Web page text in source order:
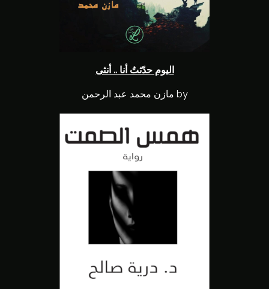
اليوم حدّثتُ أنا .. أنثى
by مازن محمد عبد الرحمن